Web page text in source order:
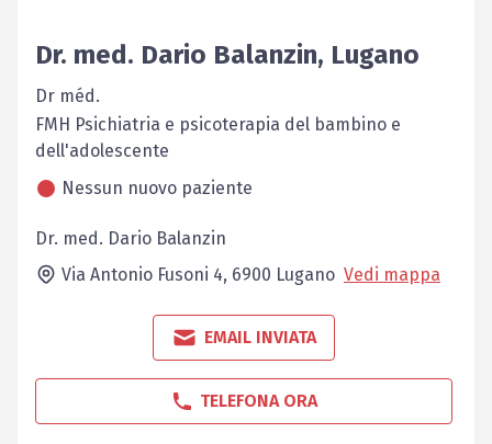
Dr. med. Dario Balanzin, Lugano
Dr méd.
FMH Psichiatria e psicoterapia del bambino e
dell'adolescente
Nessun nuovo paziente
Dr. med. Dario Balanzin
Via Antonio Fusoni 4, 6900 Lugano Vedi mappa
EMAIL INVIATA
TELEFONA ORA